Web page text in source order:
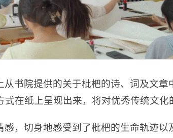
书院提供的关于枇杷的诗、词及文
在纸上呈现出来，将对优秀传统文化
，切身地感受到了枇杷的生命轨迹